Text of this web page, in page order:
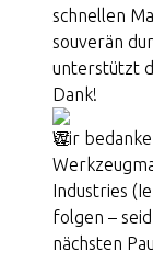
moser
Jobs
schnellen
souverän
unterstützt
Dank!
Wir
Industries
folgen –
nächsten